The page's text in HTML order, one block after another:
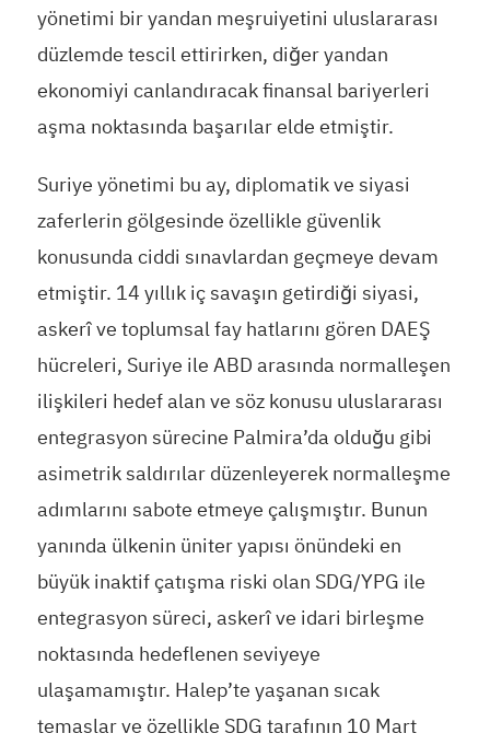
yönetimi bir yandan meşruiyetini uluslararası
düzlemde tescil ettirirken, diğer yandan
ekonomiyi canlandıracak finansal bariyerleri
aşma noktasında başarılar elde etmiştir.
Suriye yönetimi bu ay, diplomatik ve siyasi
zaferlerin gölgesinde özellikle güvenlik
konusunda ciddi sınavlardan geçmeye devam
etmiştir. 14 yıllık iç savaşın getirdiği siyasi,
askerî ve toplumsal fay hatlarını gören DAEŞ
hücreleri, Suriye ile ABD arasında normalleşen
ilişkileri hedef alan ve söz konusu uluslararası
entegrasyon sürecine Palmira’da olduğu gibi
asimetrik saldırılar düzenleyerek normalleşme
adımlarını sabote etmeye çalışmıştır. Bunun
yanında ülkenin üniter yapısı önündeki en
büyük inaktif çatışma riski olan SDG/YPG ile
entegrasyon süreci, askerî ve idari birleşme
noktasında hedeflenen seviyeye
ulaşamamıştır. Halep’te yaşanan sıcak
temaslar ve özellikle SDG tarafının 10 Mart